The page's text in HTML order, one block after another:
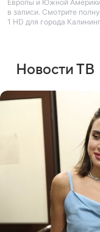
Европы и Южной
в записи. Смотрите
1 HD для города
Новости ТВ